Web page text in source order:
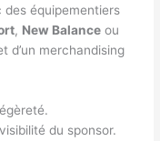
équipementiers
, New Balance ou
d’un merchandising
du sponsor.